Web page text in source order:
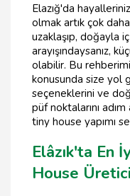
Elazığ'da
olmak artık çok
uzaklaşıp, doğayla
arayışındaysanız,
olabilir. Bu
konusunda size yol
seçeneklerini ve
püf noktalarını
tiny house yapımı
Elâzık'ta En
House